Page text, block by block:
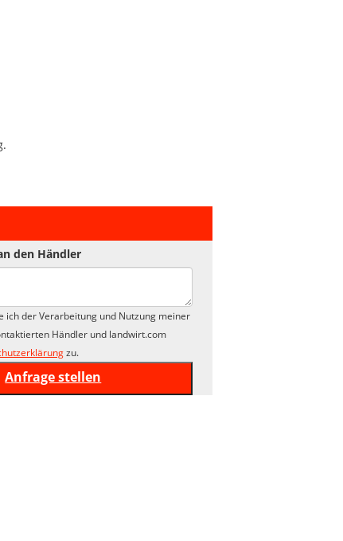
den Händler
ich der Verarbeitung und Nutzung meiner
Händler und landwirt.com
zu.